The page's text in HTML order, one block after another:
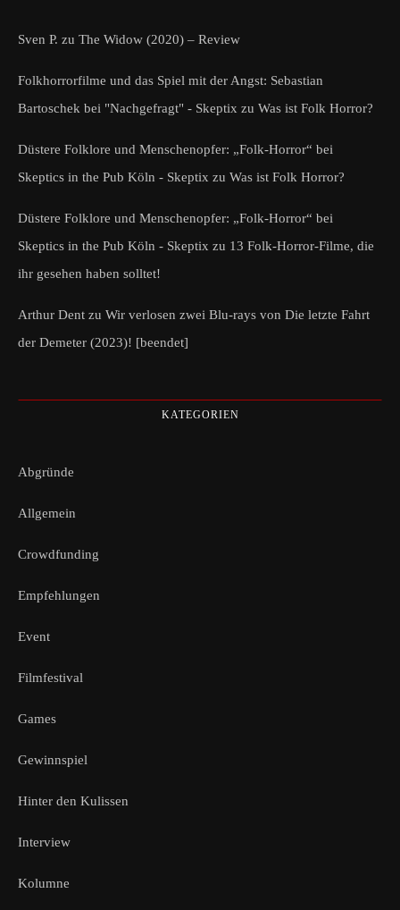
Sven P. zu The Widow (2020) – Review
Folkhorrorfilme und das Spiel mit der Angst: Sebastian
Bartoschek bei "Nachgefragt" - Skeptix zu Was ist Folk Horror?
Düstere Folklore und Menschenopfer: „Folk-Horror“ bei
Skeptics in the Pub Köln - Skeptix zu Was ist Folk Horror?
Düstere Folklore und Menschenopfer: „Folk-Horror“ bei
Skeptics in the Pub Köln - Skeptix zu 13 Folk-Horror-Filme, die
ihr gesehen haben solltet!
Arthur Dent zu Wir verlosen zwei Blu-rays von Die letzte Fahrt
der Demeter (2023)! [beendet]
KATEGORIEN
Abgründe
Allgemein
Crowdfunding
Empfehlungen
Event
Filmfestival
Games
Gewinnspiel
Hinter den Kulissen
Interview
Kolumne